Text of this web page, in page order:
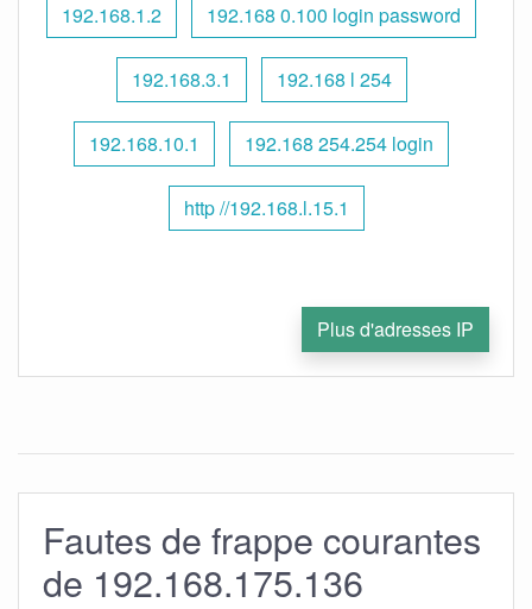
192.168.1.2 192.168 0.100 login password
192.168.3.1 192.168 l 254
192.168.10.1 192.168 254.254 login
http //192.168.l.15.1
Plus d'adresses IP
Fautes de frappe courantes
de 192.168.175.136